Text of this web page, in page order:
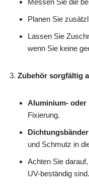
Messen Sie die
Planen Sie
Lassen Sie
wenn Sie keine
Zubehör sorgfältig
Aluminium-
Fixierung.
Dichtungsbänder
und Schmutz in
Achten Sie
UV-beständig sind.